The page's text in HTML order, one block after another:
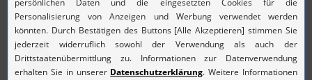
1 Lets get together